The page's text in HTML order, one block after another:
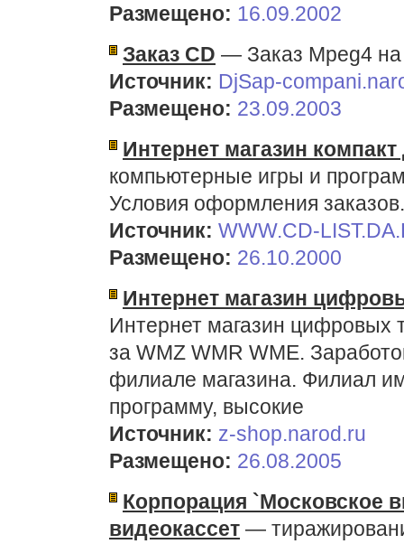
Размещено: 16.09.2002
Заказ CD — Заказ Mpeg4 на
Источник: DjSap-
Размещено: 23.09.2003
Интернет магазин компакт
компьютерные игры и
Условия оформления заказов.
Источник: WWW.CD-
Размещено: 26.10.2000
Интернет магазин
Интернет магазин цифровых
за WMZ WMR WME.
филиале магазина. Филиал
программу, высокие
Источник: z-shop.narod.ru
Размещено: 26.08.2005
Корпорация `Московское
видеокассет —